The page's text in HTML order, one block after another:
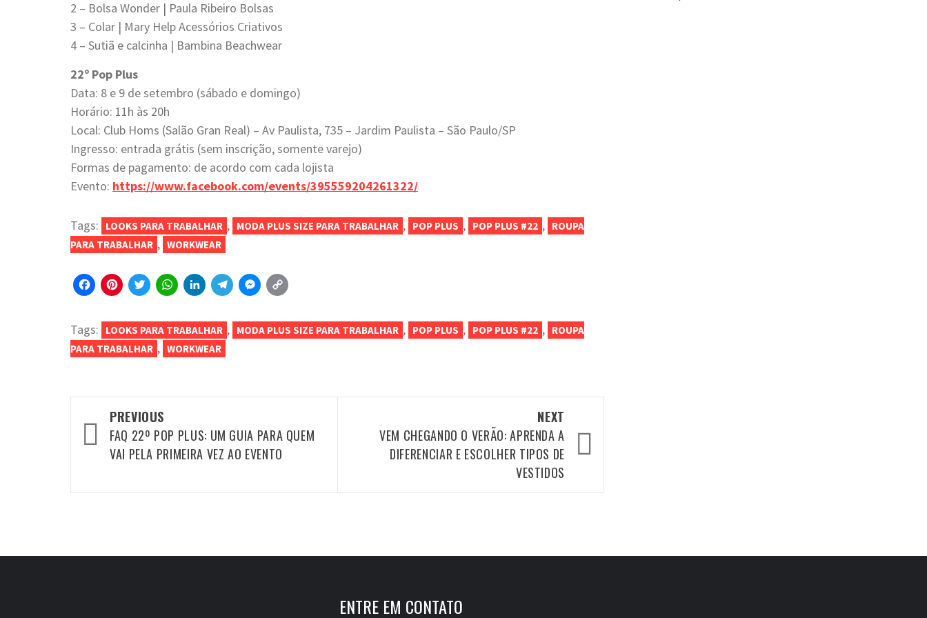
2 – Bolsa Wonder | Paula Ribeiro Bolsas
3 – Colar | Mary Help Acessórios Criativos
4 – Sutiã e calcinha | Bambina Beachwear
22º Pop Plus
Data: 8 e 9 de setembro (sábado e domingo)
Horário: 11h às 20h
Local: Club Homs (Salão Gran Real) – Av Paulista, 735 – Jardim Paulista – São Paulo/SP
Ingresso: entrada grátis (sem inscrição, somente varejo)
Formas de pagamento: de acordo com cada lojista
Evento: https://www.facebook.com/events/395559204261322/
Tags: LOOKS PARA TRABALHAR , MODA PLUS SIZE PARA TRABALHAR , POP PLUS , POP PLUS #22 , ROUPA
PARA TRABALHAR , WORKWEAR
Facebook
Pinterest
Twitter
WhatsApp
LinkedIn
Telegram
Messenger
Tags: LOOKS PARA TRABALHAR , MODA PLUS SIZE PARA TRABALHAR , POP PLUS , POP PLUS #22 , ROUPA
PARA TRABALHAR , WORKWEAR
Post
navigation
PREVIOUS
FAQ 22º POP PLUS: UM GUIA PARA QUEM
VAI PELA PRIMEIRA VEZ AO EVENTO
NEXT
VEM CHEGANDO O VERÃO: APRENDA A
DIFERENCIAR E ESCOLHER TIPOS DE
VESTIDOS
ENTRE EM CONTATO